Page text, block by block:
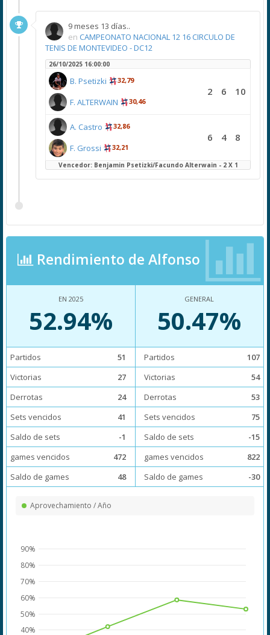
9 meses 13 días..
en CAMPEONATO NACIONAL 12 16 CIRCULO DE
TENIS DE MONTEVIDEO - DC12
26/10/2025 16:00:00
B. Psetizki 32,79
F. ALTERWAIN 30,46
2 6 10
A. Castro 32,86
F. Grossi 32,21
6 4 8
Vencedor: Benjamin Psetizki/Facundo Alterwain - 2 X 1
Rendimiento de Alfonso
EN 2025
52.94%
Partidos
51
Victorias
27
Derrotas
24
Sets vencidos
41
Saldo de sets
-1
games vencidos
472
Saldo de games
48
GENERAL
50.47%
Partidos
107
Victorias
54
Derrotas
53
Sets vencidos
75
Saldo de sets
-15
games vencidos
822
Saldo de games
-30
Aprovechamiento / Año
40%
50%
60%
70%
80%
90%